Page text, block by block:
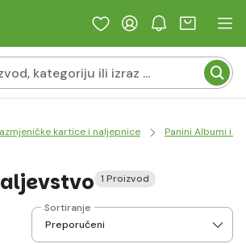
kartice i naljepnice Panini Albumi i
1 Proizvod
Sortiranje